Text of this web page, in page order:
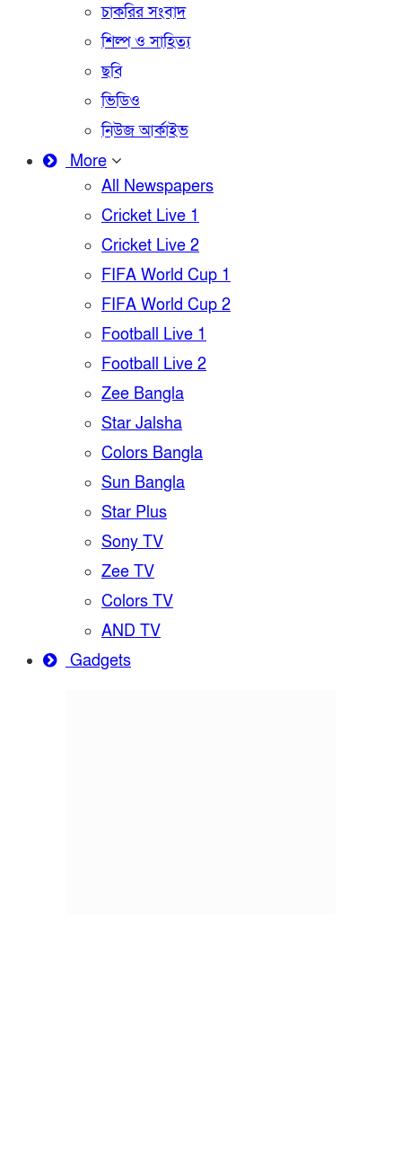
চাকরির সংবাদ
শিল্প ও সাহিত্য
ছবি
ভিডিও
নিউজ আর্কাইভ
More
All Newspapers
Cricket Live 1
Cricket Live 2
FIFA World Cup 1
FIFA World Cup 2
Football Live 1
Football Live 2
Zee Bangla
Star Jalsha
Colors Bangla
Sun Bangla
Star Plus
Sony TV
Zee TV
Colors TV
AND TV
Gadgets